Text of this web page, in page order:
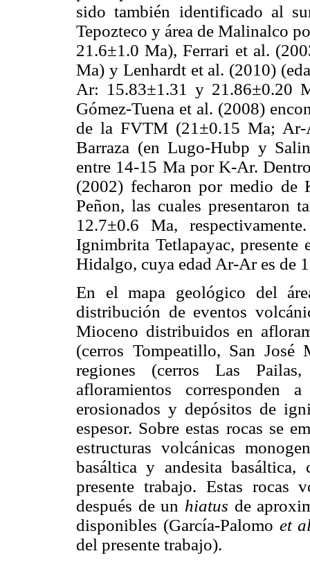
sido también identificado al
Tepozteco y área de Malinalco
21.6±1.0 Ma), Ferrari et al.
Ma) y Lenhardt et al. (2010)
Ar: 15.83±1.31 y 21.86±0.20
Gómez-Tuena et al. (2008)
de la FVTM (21±0.15 Ma; Ar-
Barraza (en Lugo-Hubp y
entre 14-15 Ma por K-Ar.
(2002) fecharon por medio
Peñon, las cuales presentaron
12.7±0.6 Ma,
Ignimbrita Tetlapayac,
Hidalgo, cuya edad Ar-Ar es de
En el mapa geológico del
distribución de eventos
Mioceno distribuidos en
(cerros Tompeatillo, San
regiones (cerros Las
afloramientos corresponden
erosionados y depósitos de
espesor. Sobre estas rocas se
estructuras volcánicas
basáltica y andesita basáltica,
presente trabajo. Estas rocas
después de un hiatus de
disponibles (García-Palomo et
del presente trabajo).